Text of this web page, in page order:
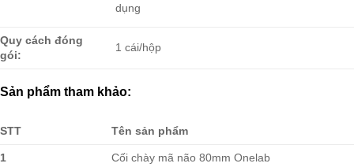
dụng
Quy cách đóng
gói:
1 cái/hộp
Sản phẩm tham khảo:
STT Tên sản phẩm
1 Cối chày mã não 80mm Onelab